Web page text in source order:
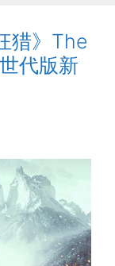
猎》The
代版新